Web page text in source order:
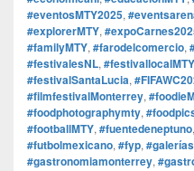
#eventosMTY2025,
#explorerMTY,
#familyMTY, #farodelcomercio,
#festivalesNL, #festivallocalMTY
#festivalSantaLucia,
#filmfestivalMonterrey,
#foodphotographymty,
#footballMTY, #fuentedeneptuno,
#futbolmexicano, #fyp,
#gastronomiamonterrey,